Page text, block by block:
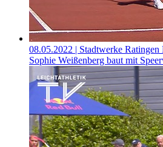
08.05.2022 | Stadtwerke
Sophie Weißenberg baut mit